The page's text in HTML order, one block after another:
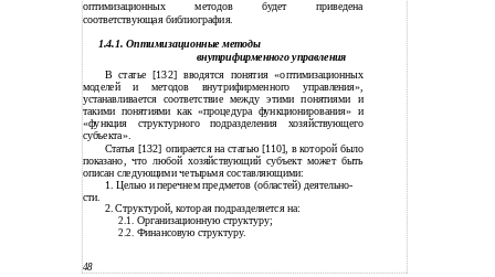
оптимизационных методов будет приведена
соответствующая библиография.
1.4.1. Оптимизационные методы
внутрифирменного управления
В статье [132] вводятся понятия «оптимизационных
моделей и методов внутрифирменного управления»,
устанавливается соответствие между этими понятиями и
такими понятиями как «процедура функционирования» и
«функция структурного подразделения хозяйствующего
субъекта».
Статья [132] опирается на статью [110], в которой было
показано, что любой хозяйствующий субъект может быть
описан следующими четырьмя составляющими:
1. Целью и перечнем предметов (областей) деятельно-
сти.
2. Структурой, которая подразделяется на:
2.1.
Организационную структуру;
2.2. Финансовую структуру.
48